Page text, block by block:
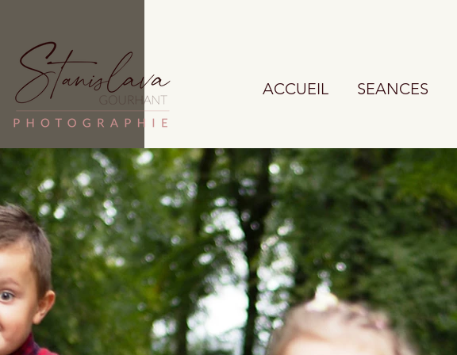
ACCUEIL SEANCES